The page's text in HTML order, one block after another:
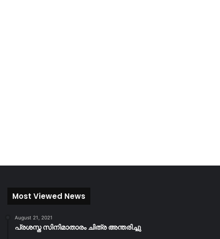
Most Viewed News
August 21, 2021
പ്രശസ്ത സിനിമാതാരം ചിത്ര അന്തരിച്ചു